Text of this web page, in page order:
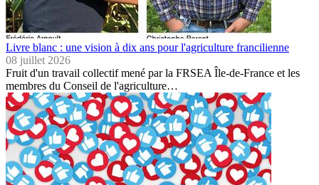
Livre blanc : une vision à dix ans pour l'agriculture francilienne
08 juillet 2026
Fruit d'un travail collectif mené par la FRSEA Île-de-France et les
membres du Conseil de l'agriculture…